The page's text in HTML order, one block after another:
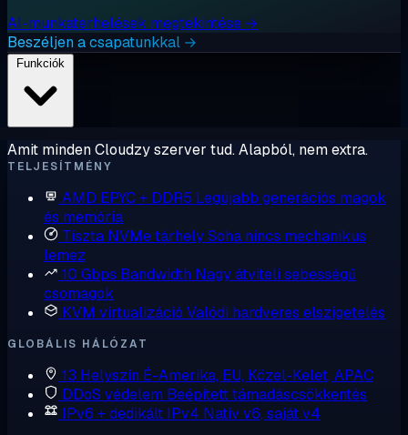
AI-munkaterhelések megtekintése →
Beszéljen a csapatunkkal →
Amit minden Cloudzy szerver tud. Alapból, nem extra.
TELJESÍTMÉNY
AMD EPYC + DDR5 Legújabb generációs magok
és memória
Tiszta NVMe tárhelySoha nincs mechanikus
lemez
10 Gbps Bandwidth Nagy átviteli sebességű
csomagok
KVM virtualizáció Valódi hardveres elszigetelés
GLOBÁLIS HÁLÓZAT
13 Helyszín É-Amerika, EU, Közel-Kelet, APAC
DDoS védelem Beépített támadáscsökkentés
IPv6 + dedikált IPv4 Natív v6, saját v4